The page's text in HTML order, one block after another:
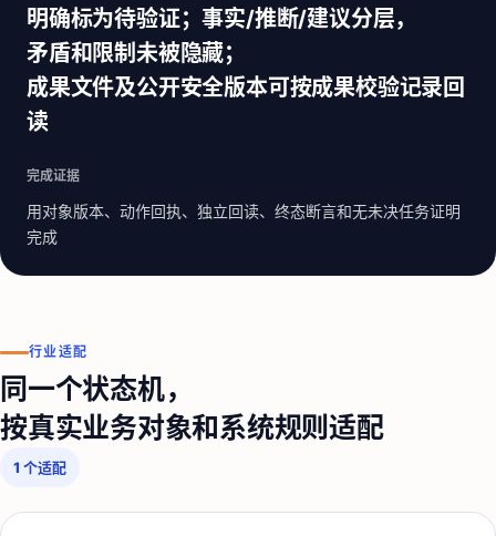
明确标为待验证；事实/推断/建议分层，
矛盾和限制未被隐藏；
成果文件及公开安全版本可按成果校验记录回
读
完成证据
用对象版本、动作回执、独立回读、终态断言和无未决任务证明
完成
行业适配
同一个状态机，
按真实业务对象和系统规则适配
1 个适配